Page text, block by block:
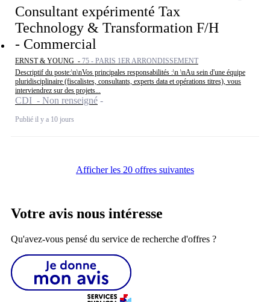
Consultant expérimenté Tax
Technology & Transformation F/H
- Commercial
ERNST & YOUNG - 75 - PARIS 1ER ARRONDISSEMENT
Descriptif du poste:\n\nVos principales responsabilités :\n \nAu sein d'une équipe
pluridisciplinaire (fiscalistes, consultants, experts data et opérations titres), vous
interviendrez sur des projets...
CDI - Non renseigné
Publié il y a 10 jours
Afficher les 20 offres suivantes
Votre avis nous intéresse
Qu'avez-vous pensé du service de recherche d'offres ?